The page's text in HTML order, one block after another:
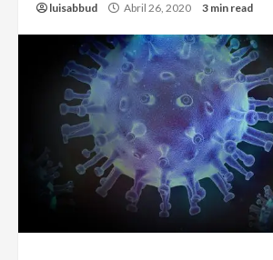
luisabbud Abril 26, 2020 3 min read